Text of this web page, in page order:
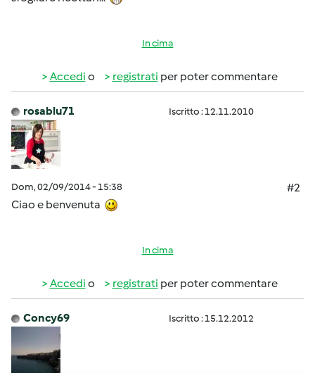
In cima
Accedi o registrati per poter commentare
rosablu71 Iscritto : 12.11.2010
Dom, 02/09/2014 - 15:38
#2
Ciao e benvenuta
In cima
Accedi o registrati per poter commentare
Concy69 Iscritto : 15.12.2012